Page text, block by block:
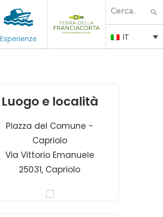
Esperienze
Search
IT
Luogo e località
Piazza del Comune -
Capriolo
Via Vittorio Emanuele
25031, Capriolo